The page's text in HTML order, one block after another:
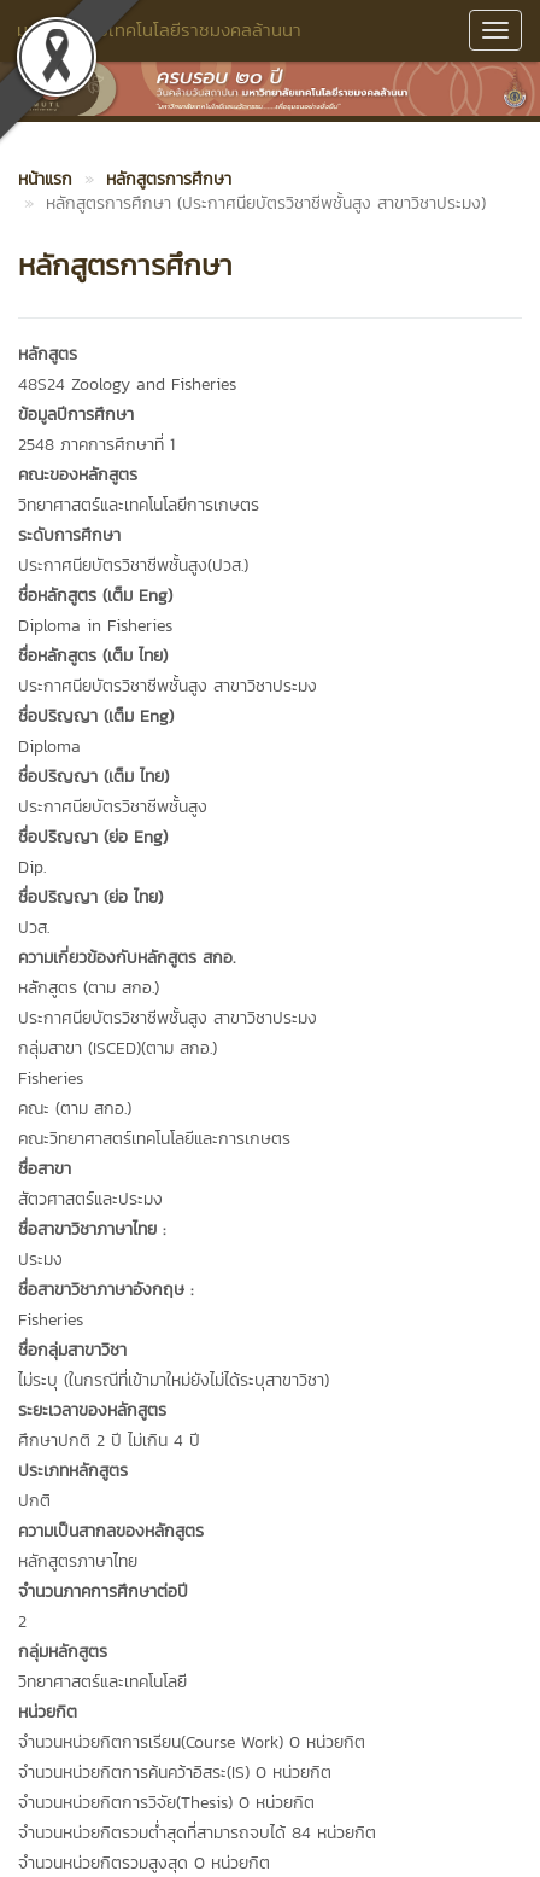
มหาวิทยาลัยเทคโนโลยีราชมงคลล้านนา
หน้าแรก
หลักสูตรการศึกษา
หลักสูตรการศึกษา (ประกาศนียบัตรวิชาชีพชั้นสูง สาขาวิชาประมง)
หลักสูตรการศึกษา
หลักสูตร
48S24 Zoology and Fisheries
ข้อมูลปีการศึกษา
2548 ภาคการศึกษาที่ 1
คณะของหลักสูตร
วิทยาศาสตร์และเทคโนโลยีการเกษตร
ระดับการศึกษา
ประกาศนียบัตรวิชาชีพชั้นสูง(ปวส.)
ชื่อหลักสูตร (เต็ม Eng)
Diploma in Fisheries
ชื่อหลักสูตร (เต็ม ไทย)
ประกาศนียบัตรวิชาชีพชั้นสูง สาขาวิชาประมง
ชื่อปริญญา (เต็ม Eng)
Diploma
ชื่อปริญญา (เต็ม ไทย)
ประกาศนียบัตรวิชาชีพชั้นสูง
ชื่อปริญญา (ย่อ Eng)
Dip.
ชื่อปริญญา (ย่อ ไทย)
ปวส.
ความเกี่ยวข้องกับหลักสูตร สกอ.
หลักสูตร (ตาม สกอ.)
ประกาศนียบัตรวิชาชีพชั้นสูง สาขาวิชาประมง
กลุ่มสาขา (ISCED)(ตาม สกอ.)
Fisheries
คณะ (ตาม สกอ.)
คณะวิทยาศาสตร์เทคโนโลยีและการเกษตร
ชื่อสาขา
สัตวศาสตร์และประมง
ชื่อสาขาวิชาภาษาไทย :
ประมง
ชื่อสาขาวิชาภาษาอังกฤษ :
Fisheries
ชื่อกลุ่มสาขาวิชา
ไม่ระบุ (ในกรณีที่เข้ามาใหม่ยังไม่ได้ระบุสาขาวิชา)
ระยะเวลาของหลักสูตร
ศึกษาปกติ 2 ปี ไม่เกิน 4 ปี
ประเภทหลักสูตร
ปกติ
ความเป็นสากลของหลักสูตร
หลักสูตรภาษาไทย
จำนวนภาคการศึกษาต่อปี
2
กลุ่มหลักสูตร
วิทยาศาสตร์และเทคโนโลยี
หน่วยกิต
จำนวนหน่วยกิตการเรียน(Course Work) 0 หน่วยกิต
จำนวนหน่วยกิตการค้นคว้าอิสระ(IS) 0 หน่วยกิต
จำนวนหน่วยกิตการวิจัย(Thesis) 0 หน่วยกิต
จำนวนหน่วยกิตรวมต่ำสุดที่สามารถจบได้ 84 หน่วยกิต
จำนวนหน่วยกิตรวมสูงสุด 0 หน่วยกิต